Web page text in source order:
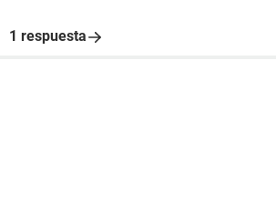
1 respuesta